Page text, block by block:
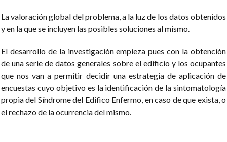
La valoración global del problema, a la luz de los datos obtenidos
y en la que se incluyen las posibles soluciones al mismo.
El desarrollo de la investigación empieza pues con la obtención
de una serie de datos generales sobre el edificio y los ocupantes
que nos van a permitir decidir una estrategia de aplicación de
encuestas cuyo objetivo es la identificación de la sintomatología
propia del Síndrome del Edifico Enfermo, en caso de que exista, o
el rechazo de la ocurrencia del mismo.